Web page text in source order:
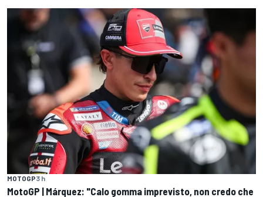
MOTOGP3 h
MotoGP | Márquez: "Calo gomma imprevisto, non credo che